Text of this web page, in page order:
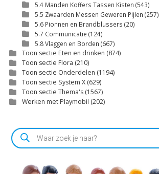
5.4 Manden Koffers Tassen Kisten (543)
5.5 Zwaarden Messen Geweren Pijlen (257)
5.6 Pionnen en Brandblussers (20)
5.7 Communicatie (124)
5.8 Vlaggen en Borden (667)
Toon sectie Eten en drinken (874)
Toon sectie Flora (210)
Toon sectie Onderdelen (1194)
Toon sectie System X (629)
Toon sectie Thema's (1567)
Werken met Playmobil (202)
Producten
zoeken